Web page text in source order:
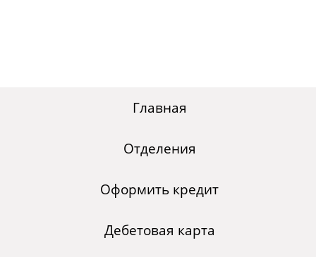
Главная
Отделения
Оформить кредит
Дебетовая карта